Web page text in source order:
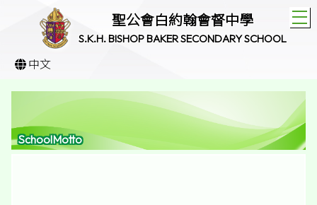
聖公會白約翰會督中學
S.K.H. BISHOP BAKER SECONDARY SCHOOL
中文
SchoolMotto